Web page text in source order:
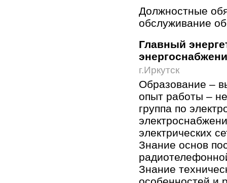
Должностные
обслуживание
Главный
г.Иркутск
Образование –
опыт работы –
группа по
электрических
Знание основ
Знание